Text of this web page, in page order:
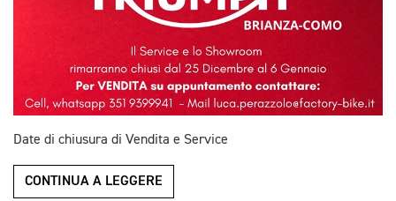
Date di chiusura di Vendita e Service
CONTINUA A LEGGERE